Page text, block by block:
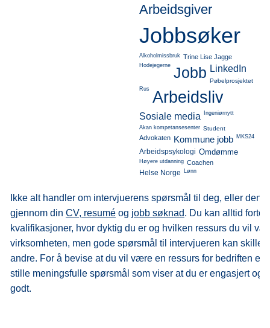
Arbeidsgiver
Jobbsøker
Alkoholmissbruk Trine Lise Jagge
Hodejegerne Jobb LinkedIn
Pøbelprosjektet
Rus Arbeidsliv
Sosiale media Ingeniørnytt
Akan kompetansesenter Student
Advokaten Kommune jobb MKS24
Arbeidspsykologi Omdømme
Høyere utdanning Coachen
Helse Norge Lønn
Ikke alt handler om intervjuerens spørsmål til deg, eller den
gjennom dinCV, resumé og jobb søknad. Du kan alltid
kvalifikasjoner, hvor dyktig du er og hvilken ressurs du vil
virksomheten, men gode spørsmål til intervjueren kan skille
andre. For å bevise at du vil være en ressurs for bedriften er
stille meningsfulle spørsmål som viser at du er engasjert og
godt.